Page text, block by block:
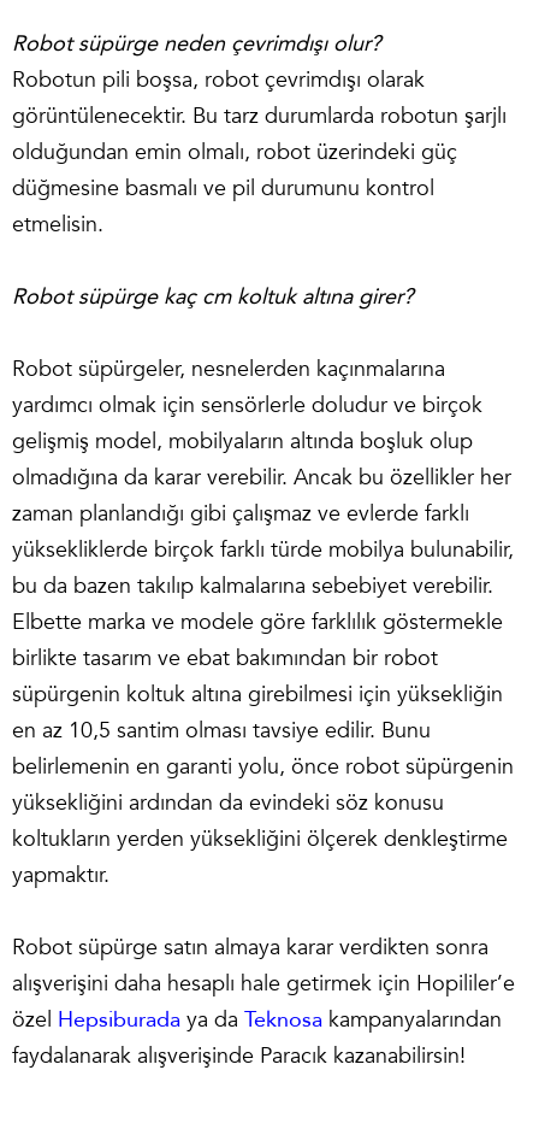
Robot süpürge neden çevrimdışı olur?
Robotun pili boşsa, robot çevrimdışı olarak
görüntülenecektir. Bu tarz durumlarda robotun şarjlı
olduğundan emin olmalı, robot üzerindeki güç
düğmesine basmalı ve pil durumunu kontrol
etmelisin.
Robot süpürge kaç cm koltuk altına girer?
Robot süpürgeler, nesnelerden kaçınmalarına
yardımcı olmak için sensörlerle doludur ve birçok
gelişmiş model, mobilyaların altında boşluk olup
olmadığına da karar verebilir. Ancak bu özellikler her
zaman planlandığı gibi çalışmaz ve evlerde farklı
yüksekliklerde birçok farklı türde mobilya bulunabilir,
bu da bazen takılıp kalmalarına sebebiyet verebilir.
Elbette marka ve modele göre farklılık göstermekle
birlikte tasarım ve ebat bakımından bir robot
süpürgenin koltuk altına girebilmesi için yüksekliğin
en az 10,5 santim olması tavsiye edilir. Bunu
belirlemenin en garanti yolu, önce robot süpürgenin
yüksekliğini ardından da evindeki söz konusu
koltukların yerden yüksekliğini ölçerek denkleştirme
yapmaktır.
Robot süpürge satın almaya karar verdikten sonra
alışverişini daha hesaplı hale getirmek için Hopililer’e
özel Hepsiburada ya da Teknosa kampanyalarından
faydalanarak alışverişinde Paracık kazanabilirsin!